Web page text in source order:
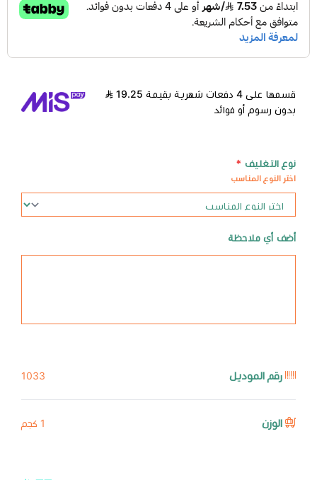
قسمها على 4 دفعات شهرية بقيمة 19.25
بدون رسوم أو فوائد
نوع التغليف *
اختر النوع المناسب
أضف أي ملاحظة
رقم الموديل 1033
الوزن 1 كجم